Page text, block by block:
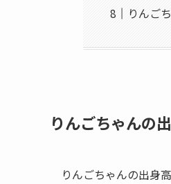
りんご
りんごちゃんの
りんごちゃんの出身